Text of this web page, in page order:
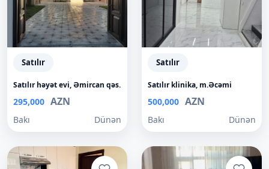
Satılır
Satılır həyət evi, Əmircan qəs.
295,000 AZN
Bakı Dünən
Satılır
Satılır klinika, m.Əcəmi
500,000 AZN
Bakı Dünən